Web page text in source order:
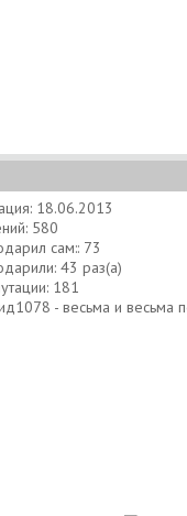
18.06.2013
580
сам:: 73
43 раз(а)
181